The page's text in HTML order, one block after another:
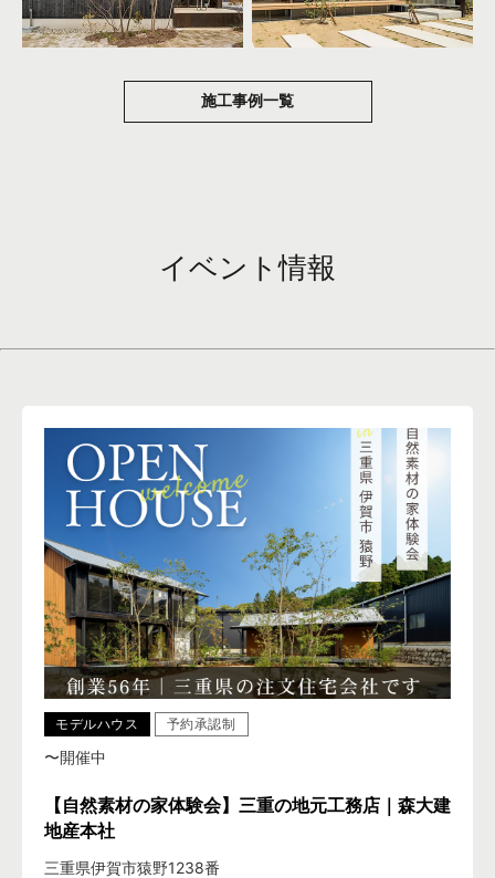
施工事例一覧
イベント情報
モデルハウス 予約承認制
〜開催中
【自然素材の家体験会】三重の地元工務店｜森大建
地産本社
三重県伊賀市猿野1238番